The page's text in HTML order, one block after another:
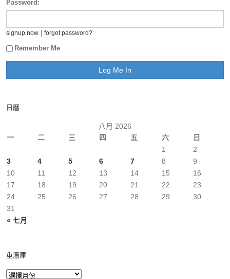
Password:
signup now forgot password?
Remember Me
日曆
八月 2026
一
二 三 四 五 六 日
« 七月
1
2
3
4 5 6 7 8
9
10
11 12 13 14 15
16
17
18 19 20 21 22
23
24
25 26 27 28 29
30
31
重溫庫